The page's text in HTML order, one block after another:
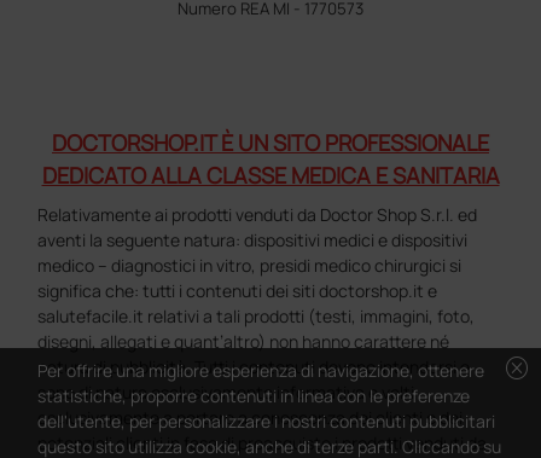
Numero REA MI - 1770573
DOCTORSHOP.IT È UN SITO PROFESSIONALE
DEDICATO ALLA CLASSE MEDICA E SANITARIA
Relativamente ai prodotti venduti da Doctor Shop S.r.l. ed
aventi la seguente natura: dispositivi medici e dispositivi
medico – diagnostici in vitro, presidi medico chirurgici si
significa che: tutti i contenuti dei siti doctorshop.it e
salutefacile.it relativi a tali prodotti (testi, immagini, foto,
disegni, allegati e quant’altro) non hanno carattere né
natura di pubblicità. Tutti i contenuti devono intendersi e
sono di natura esclusivamente informativa e volti
esclusivamente a portare a conoscenza dei clienti e dei
potenziali clienti in fase di preacquisto i prodotti venduti da
cancel
Per offrire una migliore esperienza di navigazione, ottenere
statistiche, proporre contenuti in linea con le preferenze
dell'utente, per personalizzare i nostri contenuti pubblicitari
questo sito utilizza cookie, anche di terze parti. Cliccando su